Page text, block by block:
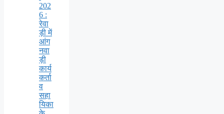
202
6 :
रेवा
ड़ी में
आंग
नवा
ड़ी
कार्य
कर्ता
व
सहा
यिका